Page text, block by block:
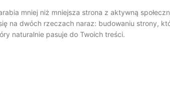
mniej niż mniejsza strona z aktywną
na dwóch rzeczach naraz: budowaniu strony,
naturalnie pasuje do Twoich treści.